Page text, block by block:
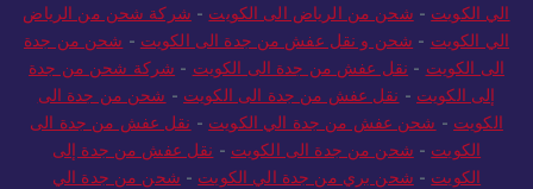
الي الكويت - شحن من الرياض الى الكويت - شركة شحن من الرياض
الي الكويت - شحن و نقل عفش من جدة الى الكويت - شحن من جدة
الى الكويت - نقل عفش من جدة الى الكويت - شركة شحن من جدة
إلى الكويت - نقل عفش من جدة الى الكويت - شحن من جدة الى
الكويت - شحن عفش من جدة الي الكويت - نقل عفش من جدة الى
الكويت - شحن من جدة الى الكويت - نقل عفش من جدة إلى
الكويت - شحن بري من جدة الي الكويت - شحن من جدة الي